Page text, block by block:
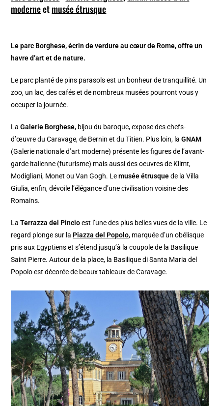
moderneetmusée étrusque
Le parc Borghese, écrin de verdure au cœur de Rome, offre un
havre d’art et de nature.
Le parc planté de pins parasols est un bonheur de tranquillité. Un
zoo, un lac, des cafés et de nombreux musées pourront vous y
occuper la journée.
LaGalerie Borghese, bijou du baroque, expose des chefs-
d’œuvre du Caravage, de Bernin et du Titien. Plus loin, laGNAM
(Galerie nationale d’art moderne) présente les figures de l’avant-
garde italienne (futurisme) mais aussi des oeuvres de Klimt,
Modigliani, Monet ou Van Gogh. Lemusée étrusquede la Villa
Giulia, enfin, dévoile l’élégance d’une civilisation voisine des
Romains.
LaTerrazza del Pincioest l’une des plus belles vues de la ville. Le
regard plonge sur la Piazza del Popolo, marquée d’un obélisque
pris aux Egyptiens et s’étend jusqu’à la coupole de la Basilique
Saint Pierre. Autour de la place, la Basilique di Santa Maria del
Popolo est décorée de beaux tableaux de Caravage.